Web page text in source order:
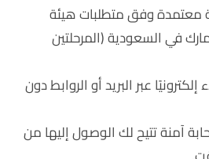
معتمدة وفق متطلبات هيئة
في السعودية (المرحلتين
إلكترونيًا عبر البريد أو الروابط دون
آمنة تتيح لك الوصول إليها من